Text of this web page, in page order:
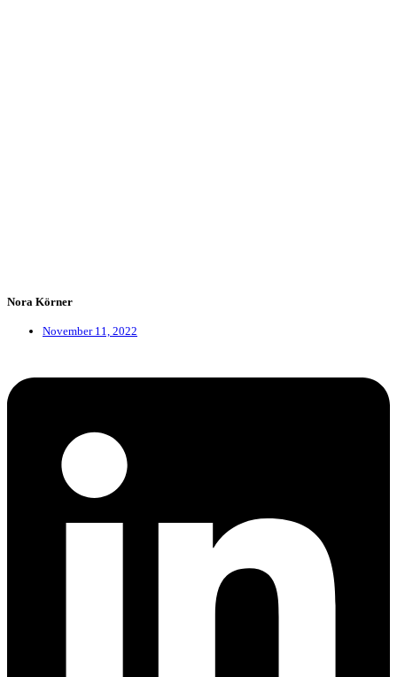
Nora Körner
November 11, 2022